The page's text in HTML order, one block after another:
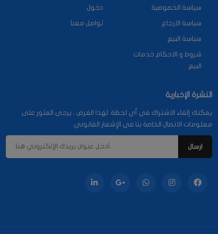
سياسة الخصوصية
سياسة الارجاع
سياسة البيع
شروط و الاحكام خدمات
البيع
دخول
تواصل معنا
النشرة الإخبارية
يمكنك إلغاء الاشتراك في أي لحظة. لهذا الغرض ، يرجى العثور على
معلومات الاتصال الخاصة بنا في الإشعار القانوني.